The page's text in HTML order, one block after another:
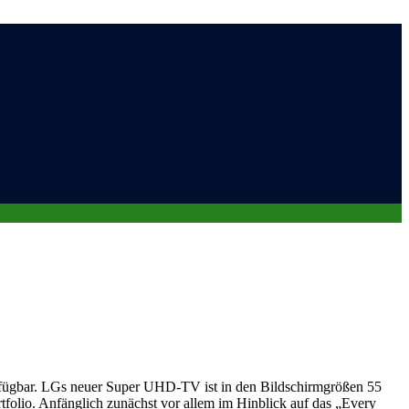
LGs neuer Super UHD-TV ist in den Bildschirmgrößen 55
Anfänglich zunächst vor allem im Hinblick auf das „Every